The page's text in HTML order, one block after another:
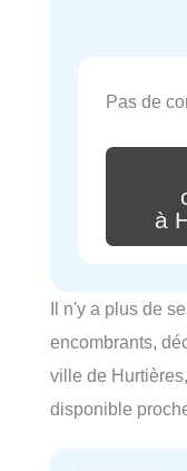
Pas de
à
Il n'y a plus de
encombrants,
ville de
disponible